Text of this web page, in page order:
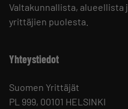
Valtakunnallista,
yrittäjien puolesta.
Yhteystiedot
Suomen Yrittäjät
PL 999, 00101 HELSINKI